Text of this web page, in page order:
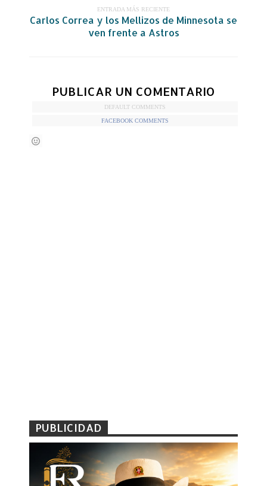
ENTRADA MÁS RECIENTE
Carlos Correa y los Mellizos de Minnesota se
ven frente a Astros
PUBLICAR UN COMENTARIO
DEFAULT COMMENTS
FACEBOOK COMMENTS
PUBLICIDAD